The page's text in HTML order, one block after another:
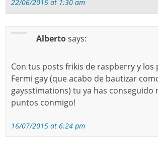
22/06/2015 at 1:30 am
Albertosays:
Con tus posts frikis de raspberry y los
Fermi gay (que acabo de bautizar
gaysstimations) tu ya has conseguido
puntos conmigo!
16/07/2015 at 6:24 pm